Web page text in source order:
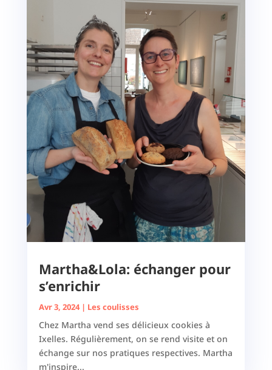
Martha&Lola: échanger pour
s’enrichir
Avr 3, 2024| Les coulisses
Chez Martha vend ses délicieux cookies à
Ixelles. Régulièrement, on se rend visite et on
échange sur nos pratiques respectives. Martha
m'inspire...